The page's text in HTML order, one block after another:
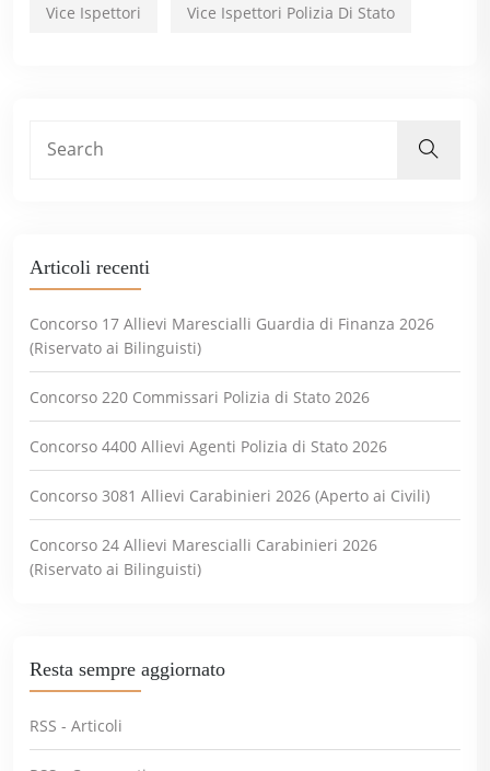
Vice Ispettori Vice Ispettori Polizia Di Stato
Articoli recenti
Concorso 17 Allievi Marescialli Guardia di Finanza 2026
(Riservato ai Bilinguisti)
Concorso 220 Commissari Polizia di Stato 2026
Concorso 4400 Allievi Agenti Polizia di Stato 2026
Concorso 3081 Allievi Carabinieri 2026 (Aperto ai Civili)
Concorso 24 Allievi Marescialli Carabinieri 2026
(Riservato ai Bilinguisti)
Resta sempre aggiornato
RSS - Articoli